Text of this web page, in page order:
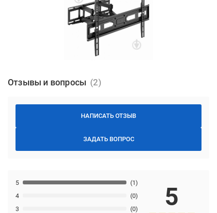
Отзывы и вопросы
НАПИСАТЬ ОТЗЫВ
ЗАДАТЬ ВОПРОС
3 (0)
4 (0)
5 (1)
5